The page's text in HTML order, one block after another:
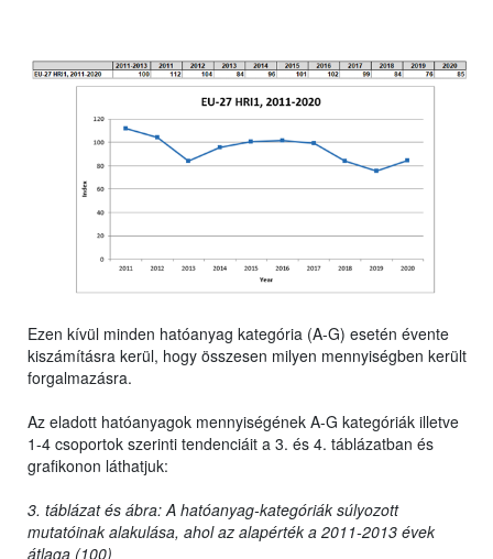
Ezen kívül minden hatóanyag kategória (A-G) esetén évente
kiszámításra kerül, hogy összesen milyen mennyiségben került
forgalmazásra.
Az eladott hatóanyagok mennyiségének A-G kategóriák illetve
1-4 csoportok szerinti tendenciáit a 3. és 4. táblázatban és
grafikonon láthatjuk:
3. táblázat és ábra: A hatóanyag-kategóriák súlyozott
mutatóinak alakulása, ahol az alapérték a 2011-2013 évek
átlaga (100)